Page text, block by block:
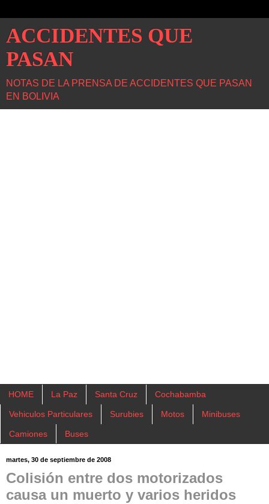
ACCIDENTES QUE
PASAN
NOTAS DE LA PRENSA DE ACCIDENTES QUE PASAN
EN BOLIVIA
HOME La Paz Santa Cruz Cochabamba
Vehiculos Particulares Surubies Motos Minibuses
Camiones Buses
martes, 30 de septiembre de 2008
Colisión entre dos motorizados
causa un muerto y varios heridos